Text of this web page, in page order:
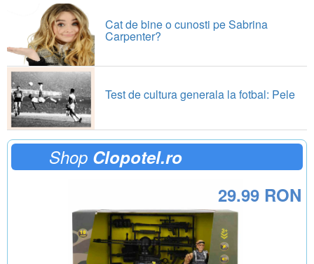
Cat de bine o cunosti pe Sabrina
Carpenter?
Test de cultura generala la fotbal: Pele
Shop Clopotel.ro
29.99 RON